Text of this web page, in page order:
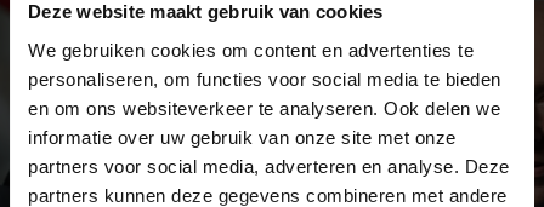
Deze website maakt gebruik van cookies
We gebruiken cookies om content en advertenties te
personaliseren, om functies voor social media te bieden
en om ons websiteverkeer te analyseren. Ook delen we
informatie over uw gebruik van onze site met onze
partners voor social media, adverteren en analyse. Deze
partners kunnen deze gegevens combineren met andere